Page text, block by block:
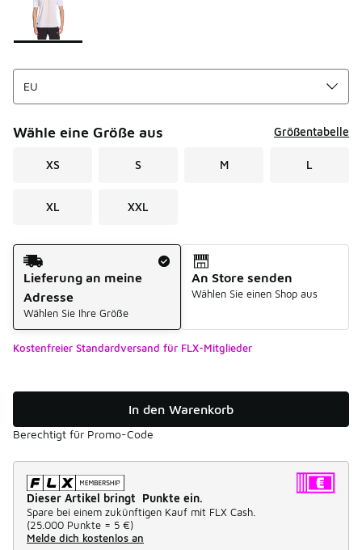
Wähle eine Größe aus Größentabelle
XS S M L
XL XXL
Versandart
Lieferung an meine
Adresse
Wählen Sie Ihre Größe
An Store senden
Wählen Sie einen Shop aus
Kostenfreier Standardversand für FLX-Mitglieder
In den Warenkorb
Berechtigt für Promo-Code
Dieser Artikel bringt Punkte ein.
Spare bei einem zukünftigen Kauf mit FLX Cash.
(25.000 Punkte = 5 €)
Melde dich kostenlos an